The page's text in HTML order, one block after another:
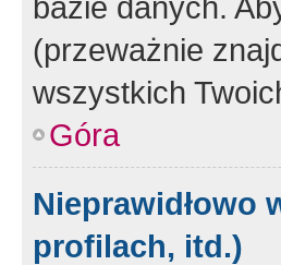
(przeważnie
wszystkich
Góra
Nieprawidłowo
profilach, itd.)